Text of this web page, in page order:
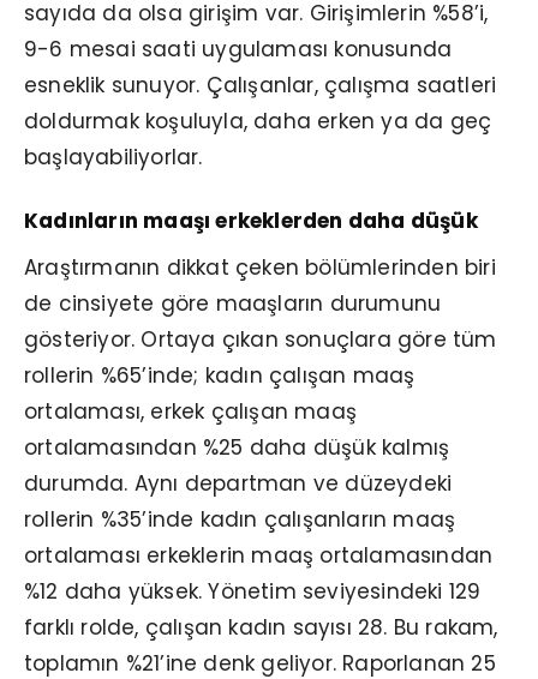
sayıda da olsa girişim var. Girişimlerin %58’i,
9-6 mesai saati uygulaması konusunda
esneklik sunuyor. Çalışanlar, çalışma saatleri
doldurmak koşuluyla, daha erken ya da geç
başlayabiliyorlar.
Kadınların maaşı erkeklerden daha düşük
Araştırmanın dikkat çeken bölümlerinden biri
de cinsiyete göre maaşların durumunu
gösteriyor. Ortaya çıkan sonuçlara göre tüm
rollerin %65’inde; kadın çalışan maaş
ortalaması, erkek çalışan maaş
ortalamasından %25 daha düşük kalmış
durumda. Aynı departman ve düzeydeki
rollerin %35’inde kadın çalışanların maaş
ortalaması erkeklerin maaş ortalamasından
%12 daha yüksek. Yönetim seviyesindeki 129
farklı rolde, çalışan kadın sayısı 28. Bu rakam,
toplamın %21’ine denk geliyor. Raporlanan 25